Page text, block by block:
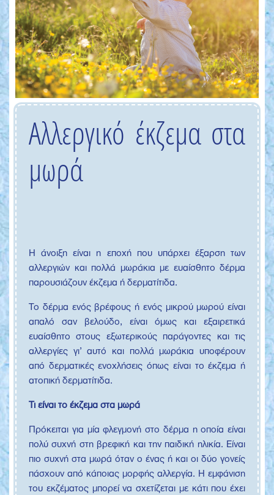
Αλλεργικό έκζεμα στα
μωρά
Η άνοιξη είναι η εποχή που υπάρχει έξαρση των
αλλεργιών και πολλά μωράκια με ευαίσθητο δέρμα
παρουσιάζουν έκζεμα ή δερματίτιδα.
Το δέρμα ενός βρέφους ή ενός μικρού μωρού είναι
απαλό σαν βελούδο, είναι όμως και εξαιρετικά
ευαίσθητο στους εξωτερικούς παράγοντες και τις
αλλεργίες γι’ αυτό και πολλά μωράκια υποφέρουν
από δερματικές ενοχλήσεις όπως είναι το έκζεμα ή
ατοπική δερματίτιδα.
Τι είναι το έκζεμα στα μωρά
Πρόκειται για μία φλεγμονή στο δέρμα η οποία είναι
πολύ συχνή στη βρεφική και την παιδική ηλικία. Είναι
πιο συχνή στα μωρά όταν ο ένας ή και οι δύο γονείς
πάσχουν από κάποιας μορφής αλλεργία. Η εμφάνιση
του εκζέματος μπορεί να σχετίζεται με κάτι που έχει